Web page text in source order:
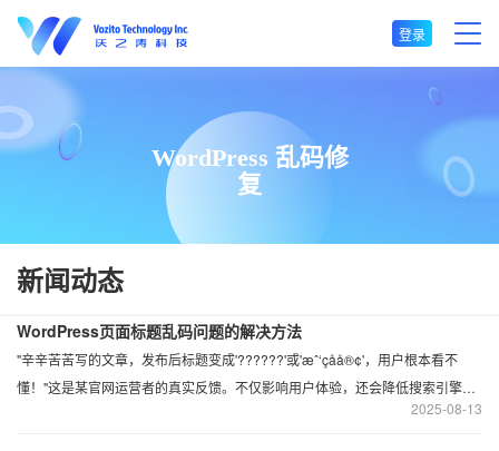
登录
WordPress 乱码修
复
新闻动态
08-13
2025
WordPress页面标题乱码问题的解决方法
"辛辛苦苦写的文章，发布后标题变成'??????'或'æˆ‘çåå®¢'，用户根本看不
懂！"这是某官网运营者的真实反馈。不仅影响用户体验，还会降低搜索引擎对
页面内容的理解，直接影响排名。却可能涉及数据库编码、主题文件、插件冲